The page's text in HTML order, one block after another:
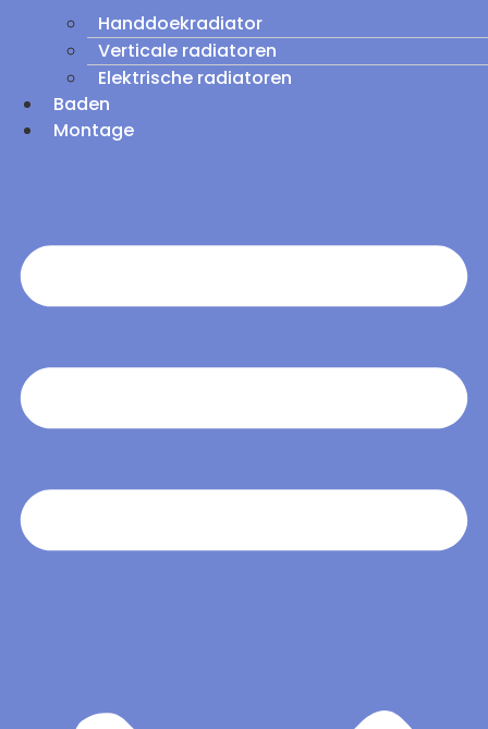
Handdoekradiator
Verticale radiatoren
Elektrische radiatoren
Baden
Montage